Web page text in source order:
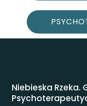
Niebieska Rzeka.